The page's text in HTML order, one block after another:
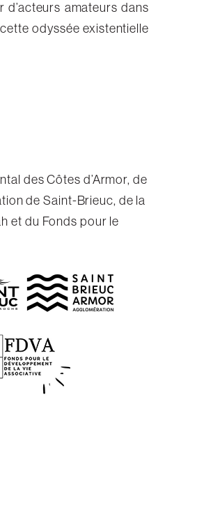
amateurs dans
odyssée existentielle
des Côtes d’Armor, de
de Saint-Brieuc, de la
et du Fonds pour le